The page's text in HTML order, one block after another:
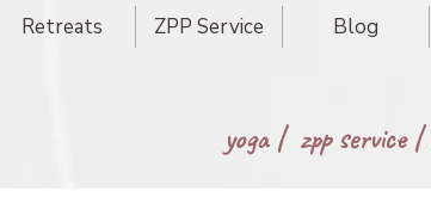
Retreats ZPP Service Blog
yoga | zpp service|